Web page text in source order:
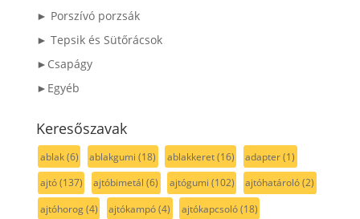
► Porszívó porzsák
► Tepsik és Sütőrácsok
►Csapágy
►Egyéb
Keresőszavak
ablak(6) ablakgumi (18) ablakkeret(16) adapter(1)
ajtó(137) ajtóbimetál (6) ajtógumi (102) ajtóhatároló(2)
ajtóhorog(4) ajtókampó(4) ajtókapcsoló(18)